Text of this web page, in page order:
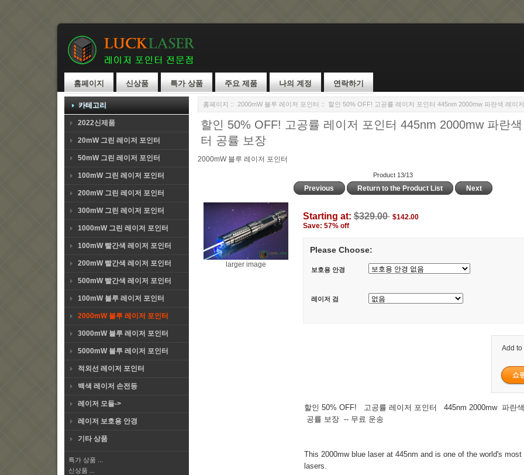
홈페이지 신상품 특가 상품 주요 제품 나의 계정 연락하기
카테고리
2022신제품
20mW 그린 레이저 포인터
50mW 그린 레이저 포인터
100mW 그린 레이저 포인터
200mW 그린 레이저 포인터
300mW 그린 레이저 포인터
1000mW 그린 레이저 포인터
100mW 빨간색 레이저 포인터
200mW 빨간색 레이저 포인터
500mW 빨간색 레이저 포인터
100mW 블루 레이저 포인터
2000mW 블루 레이저 포인터
3000mW 블루 레이저 포인터
5000mW 블루 레이저 포인터
적외선 레이저 포인터
백색 레이저 손전등
레이저 모듈->
레이저 보호용 안경
기타 상품
특가 상품 ...
신상품 ...
홈페이지 :: 2000mW 블루 레이저 포인터 :: 할인 50% OFF! 고공률 레이저 포인터 445nm 2000mw 파란색 레이
할인 50% OFF! 고공률 레이저 포인터 445nm 2000mw 파란
터 공률 보장
2000mW 블루 레이저 포인터
Product 13/13
Previous Return to the Product List Next
larger image
Starting at:$329.00 $142.00
Save: 57% off
Please Choose:
보호용 안경
레이저 검
Add
할인 50% OFF! 고공률 레이저 포인터 445nm 2000mw 파란
공률 보장 -- 무료 운송
This 2000mw blue laser at 445nm and is one of the world's most
lasers.